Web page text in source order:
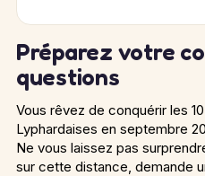
Préparez votre
questions
Vous rêvez de conquérir les
Lyphardaises en septembre
Ne vous laissez pas
sur cette distance, demande